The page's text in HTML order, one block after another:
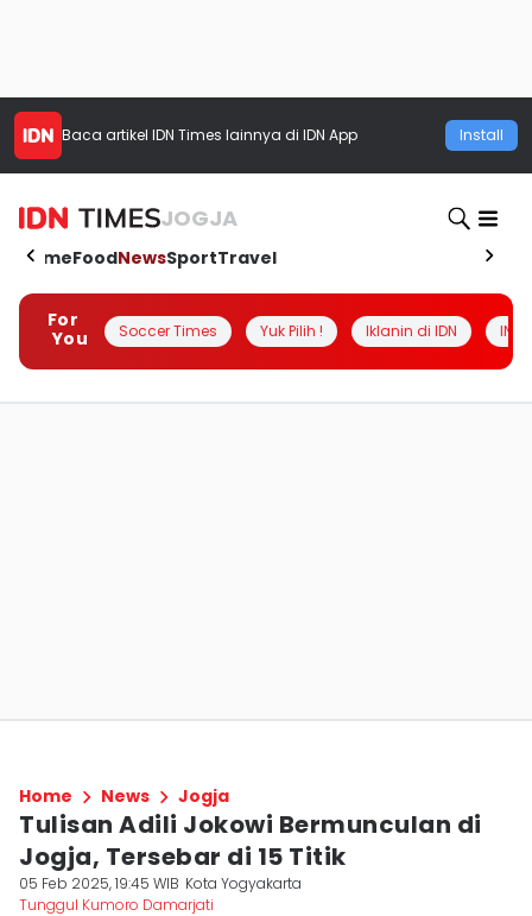
Baca artikel IDN Times lainnya di IDN App Install
JOGJA
HomeFoodNewsSportTravel
For
You
Soccer Times Yuk Pilih ! Iklanin di IDN
Home News Jogja
Tulisan Adili Jokowi Bermunculan di
Jogja, Tersebar di 15 Titik
05 Feb 2025, 19:45 WIB Kota Yogyakarta
Tunggul Kumoro Damarjati